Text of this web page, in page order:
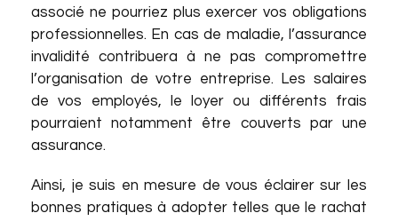
associé ne pourriez plus exercer vos obligations
professionnelles. En cas de maladie, l’assurance
invalidité contribuera à ne pas compromettre
l’organisation de votre entreprise. Les salaires
de vos employés, le loyer ou différents frais
pourraient notamment être couverts par une
assurance.
Ainsi, je suis en mesure de vous éclairer sur les
bonnes pratiques à adopter telles que le rachat